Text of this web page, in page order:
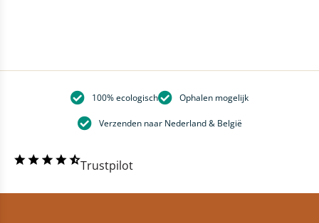
100% ecologisch Ophalen mogelijk
Verzenden naar Nederland & België
Trustpilot